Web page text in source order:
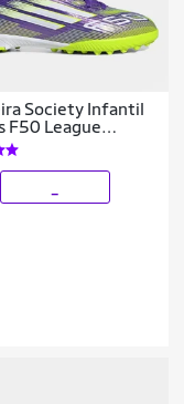
Society Infantil
F50 League